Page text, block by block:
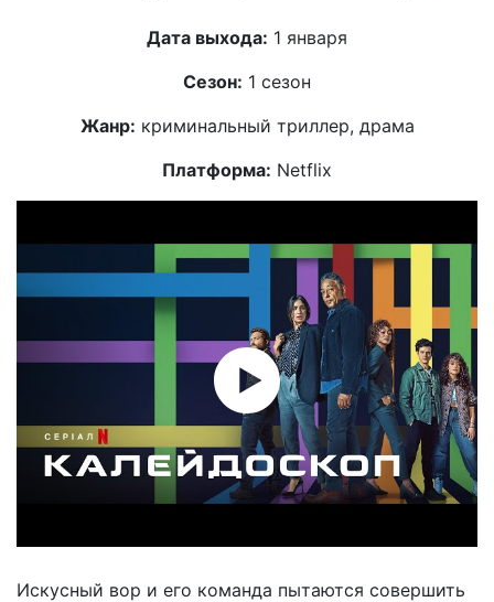
Дата выхода: 1 января
Сезон: 1 сезон
Жанр: криминальный триллер, драма
Платформа: Netflix
Искусный вор и его команда пытаются совершить